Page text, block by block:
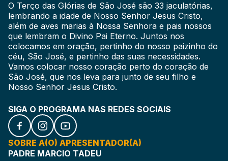
O Terço das Glórias de São José são 33 jaculatórias,
lembrando a idade de Nosso Senhor Jesus Cristo,
além de aves marias à Nossa Senhora e pais nossos
que lembram o Divino Pai Eterno. Juntos nos
colocamos em oração, pertinho do nosso paizinho do
céu, São José, e pertinho das suas necessidades.
Vamos colocar nosso coração perto do coração de
São José, que nos leva para junto de seu filho e
Nosso Senhor Jesus Cristo.
SIGA O PROGRAMA NAS REDES SOCIAIS
SOBRE A(O) APRESENTADOR(A)
PADRE MARCIO TADEU